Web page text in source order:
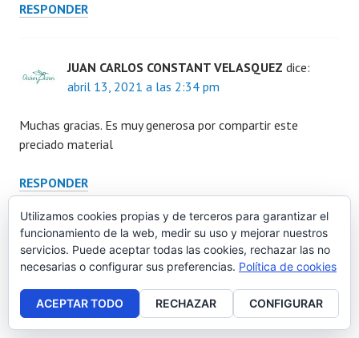
RESPONDER
JUAN CARLOS CONSTANT VELASQUEZ dice:
abril 13, 2021 a las 2:34 pm
Muchas gracias. Es muy generosa por compartir este
preciado material
RESPONDER
Marisol Ramos dice:
abril 17, 2021 a las 4:08 am
Gracias a ti por visitar la pagina.
Abrazos.
Utilizamos cookies propias y de terceros para garantizar el
funcionamiento de la web, medir su uso y mejorar nuestros
servicios. Puede aceptar todas las cookies, rechazar las no
necesarias o configurar sus preferencias. Política de cookies
ACEPTAR TODO RECHAZAR CONFIGURAR